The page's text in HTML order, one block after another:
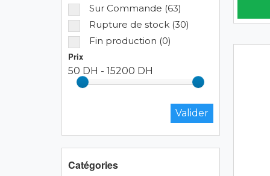
Sur Commande (63)
Rupture de stock (30)
Fin production (0)
Prix
50 DH - 15200 DH
Catégories